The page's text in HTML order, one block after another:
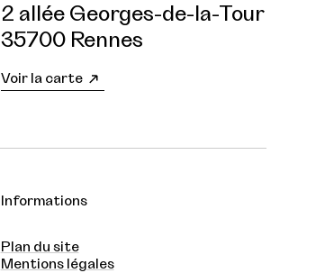
2 allée Georges-de-la-Tour
35700 Rennes
Voir la carte
Informations
Plan du site
Mentions légales